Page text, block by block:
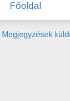
Főoldal
Megjegyzések